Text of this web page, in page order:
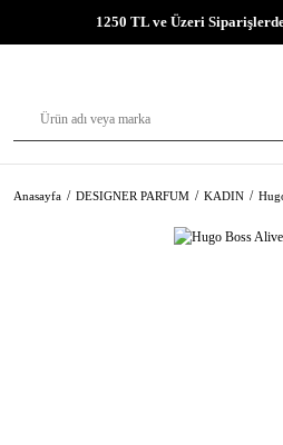
1250 TL ve Üzeri
Anasayfa DESIGNER PARFUM KADIN